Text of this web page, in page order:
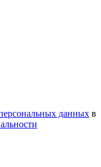
данных в